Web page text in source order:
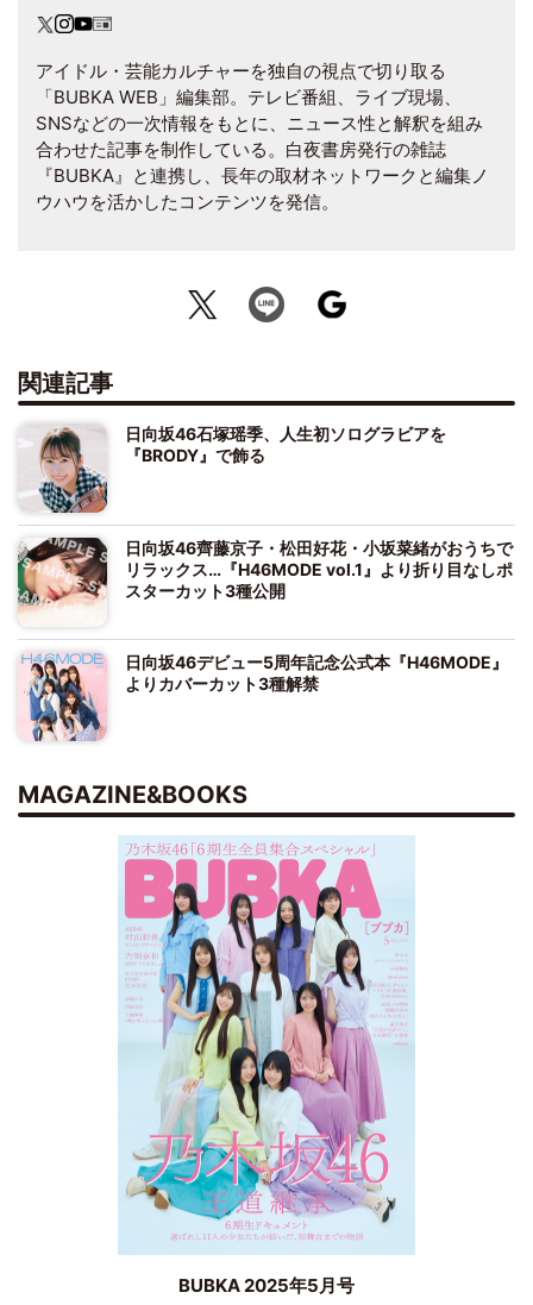
アイドル・芸能カルチャーを独自の視点で切り取る
「BUBKA WEB」編集部。テレビ番組、ライブ現場、
SNSなどの一次情報をもとに、ニュース性と解釈を組み
合わせた記事を制作している。白夜書房発行の雑誌
『BUBKA』と連携し、長年の取材ネットワークと編集ノ
ウハウを活かしたコンテンツを発信。
関連記事
日向坂46石塚瑶季、人生初ソログラビアを
『BRODY』で飾る
日向坂46齊藤京子・松田好花・小坂菜緒がおうちで
リラックス…『H46MODE vol.1』より折り目なしポ
スターカット3種公開
日向坂46デビュー5周年記念公式本『H46MODE』
よりカバーカット3種解禁
MAGAZINE&BOOKS
BUBKA 2025年5月号